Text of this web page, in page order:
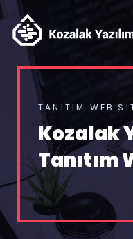
TANITIM WEB
Kozalak
Tanıtım